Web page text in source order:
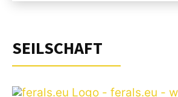
SEILSCHAFT